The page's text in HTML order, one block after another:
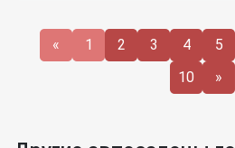
« 1 2 3 4 5
10
»